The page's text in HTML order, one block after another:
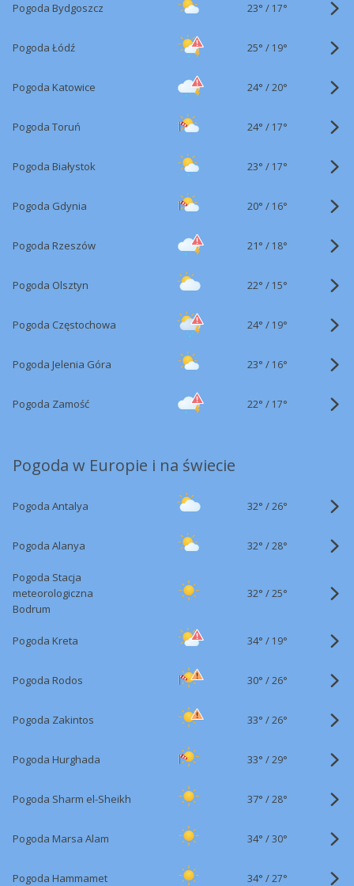
Pogoda Bydgoszcz 23° / 17°
Pogoda Łódź 25° / 19°
Pogoda Katowice 24° /20°
Pogoda Toruń 24° / 17°
Pogoda Białystok 23° / 17°
Pogoda Gdynia 20° / 16°
Pogoda Rzeszów 21° / 18°
Pogoda Olsztyn 22° / 15°
Pogoda Częstochowa 24° / 19°
Pogoda Jelenia Góra 23° / 16°
Pogoda Zamość 22° / 17°
Pogoda w Europie i na świecie
Pogoda Antalya 32° /26°
Pogoda Alanya 32° /28°
Pogoda Stacja
meteorologiczna
Bodrum
32° /25°
Pogoda Kreta 34° / 19°
Pogoda Rodos 30° /26°
Pogoda Zakintos 33° /26°
Pogoda Hurghada 33° /29°
Pogoda Sharm el-Sheikh 37° /28°
Pogoda Marsa Alam 34° /30°
Pogoda Hammamet 34° /27°